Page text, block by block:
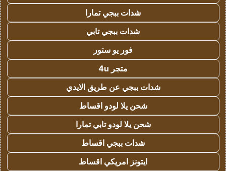
شدات ببجي تمارا
شدات ببجي تابي
فور يو ستور
متجر 4u
شدات ببجي عن طريق الايدي
شحن يلا لودو اقساط
شحن يلا لودو تابي تمارا
شدات ببجي اقساط
ايتونز امريكي اقساط